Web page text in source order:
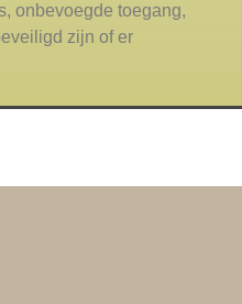
onbevoegde toegang,
zijn of er